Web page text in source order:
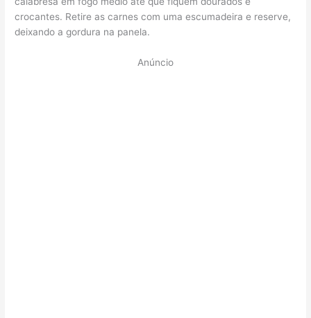
crocantes. Retire as carnes com uma escumadeira e reserve,
deixando a gordura na panela.
Anúncio